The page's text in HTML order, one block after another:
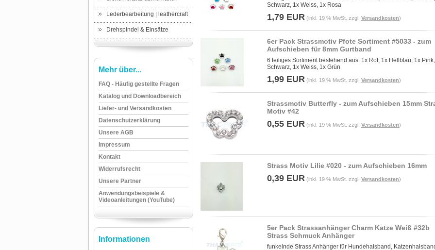
Lederbearbeitung | leathercraft
Drehspindel & Einsätze
Mehr über...
FAQ - Häufig gestellte Fragen
Katalog und Downloadbereich
Liefer- und Versandkosten
Datenschutzerklärung
Unsere AGB
Impressum
Kontakt
Widerrufsrecht
Unsere Partner
Anwendungsbeispiele &
Videoanleitungen (YouTube)
Informationen
Schwarz, 1x Weiss, 1x Rosa
1,79 EUR (inkl. 19 % MwSt. zzgl. Versandkosten)
6er Pack Strassmotiv Pfote Sortiment #5033 - zum
Aufschieben für 8mm Gurtband
6 teiliges Sortiment bestehend aus: 1x Rot, 1x Hellblau, 1x
Schwarz, 1x Weiss, 1x Grün
1,99 EUR (inkl. 19 % MwSt. zzgl. Versandkosten)
Strassmotiv Butterfly - zum Aufschieben 15mm
Motiv #42
0,55 EUR (inkl. 19 % MwSt. zzgl. Versandkosten)
Strass Motiv Lilie #020 - zum Aufschieben 16mm
0,39 EUR (inkl. 19 % MwSt. zzgl. Versandkosten)
5er Pack Strassanhänger Charm Katze Weiß #32b
Strass Schmuck Anhänger
funkelnde Strass Anhänger für Hundehalsband,